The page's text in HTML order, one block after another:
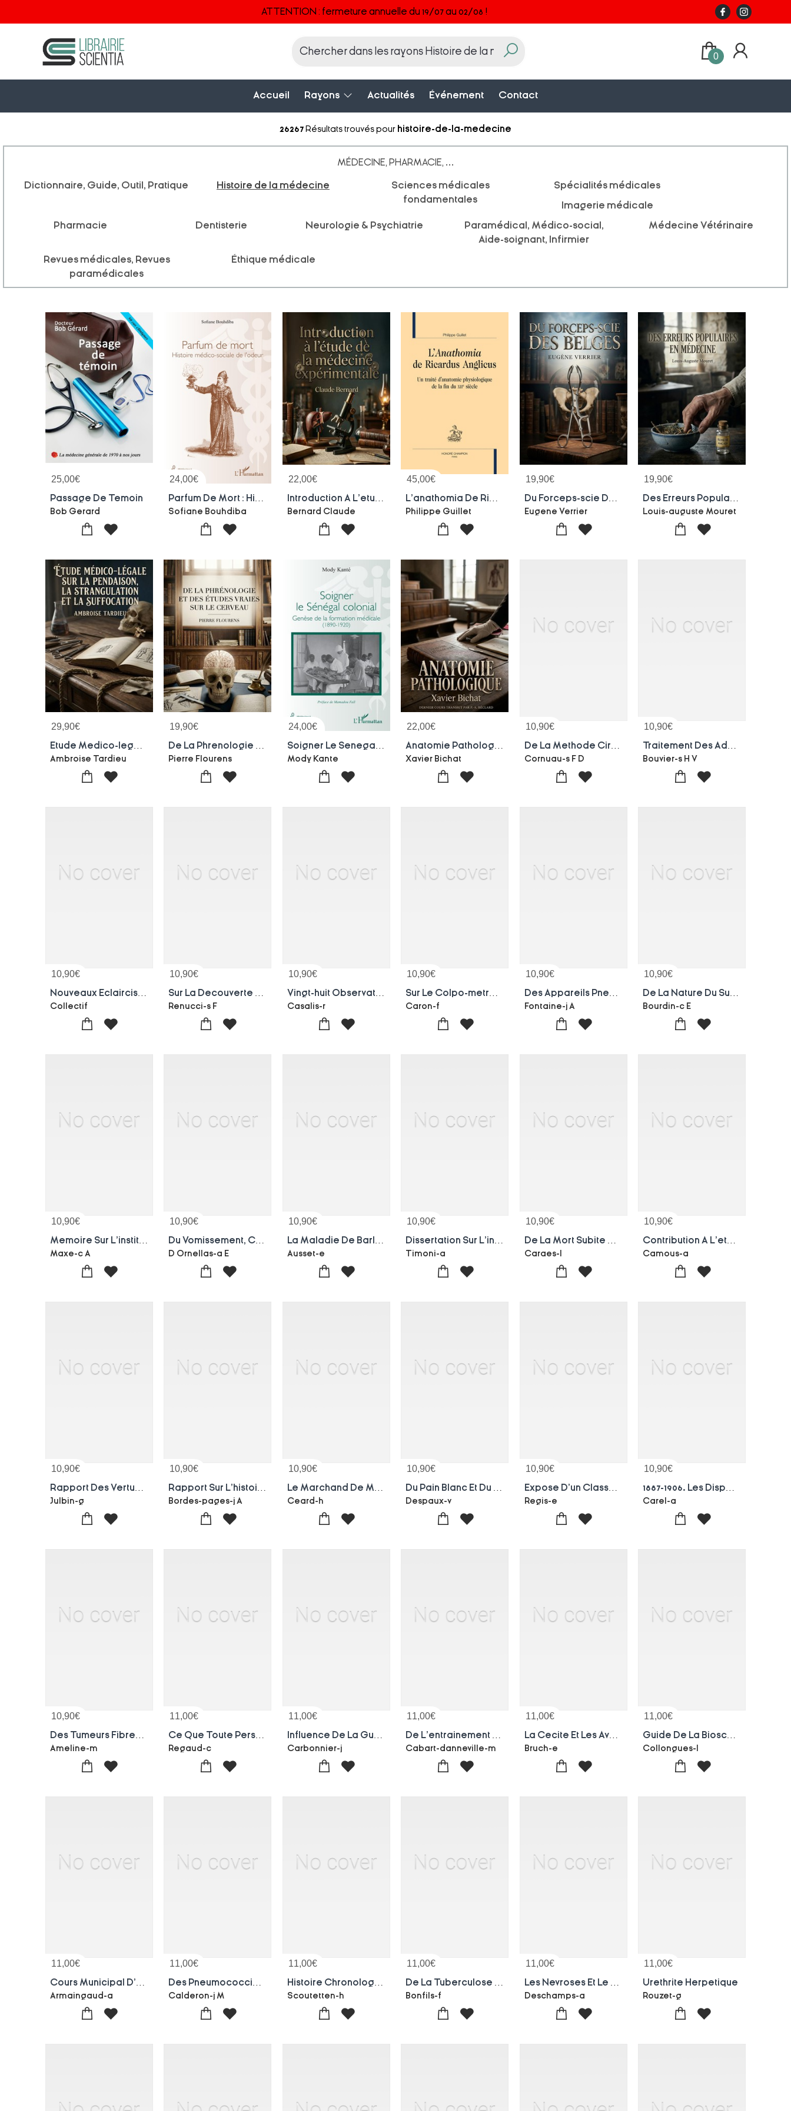
ATTENTION : fermeture annuelle du 19/07 au 02/08 !
0
Accueil Rayons Actualités Événement Contact
26267 Résultats trouvés pour histoire-de-la-medecine
MÉDECINE, PHARMACIE, ...
Dictionnaire, Guide, Outil, Pratique Histoire de la médecine
Sciences médicales
fondamentales
Spécialités médicales
Imagerie médicale
Pharmacie
Dentisterie Neurologie & Psychiatrie
Paramédical, Médico-social,
Aide-soignant, Infirmier
Médecine Vétérinaire
Revues médicales, Revues
paramédicales
Éthique médicale
25,00€
Passage De Temoin
Bob Gerard
24,00€
Sofiane Bouhdiba
22,00€
Bernard Claude
45,00€
Philippe Guillet
19,90€
Eugene Verrier
19,90€
Louis-auguste Mouret
29,90€
Ambroise Tardieu
19,90€
Pierre Flourens
24,00€
Mody Kante
22,00€
Xavier Bichat
10,90€
Cornuau-s F D
10,90€
Bouvier-s H V
10,90€
Nouveaux Eclaircissemens Sur L'inoculation De La Petite Verole
Collectif
10,90€
Renucci-s F
10,90€
Casalis-r
10,90€
Caron-f
10,90€
Fontaine-j A
10,90€
Bourdin-c E
10,90€
Maxe-c A
10,90€
D Ornellas-a E
10,90€
Ausset-e
10,90€
Timoni-a
10,90€
Caraes-l
10,90€
Camous-a
10,90€
Julbin-g
10,90€
Bordes-pages-j A
10,90€
Ceard-h
10,90€
Despaux-v
10,90€
Expose D'un Classement Methodique Des Maladies Mentales
Regis-e
10,90€
Carel-a
10,90€
Ameline-m
11,00€
Regaud-c
11,00€
Carbonnier-j
11,00€
Cabart-danneville-m
11,00€
La Cecite Et Les Aveugles En Algerie, Rapport Sur Les Resultats De L'enquete Effectuee
Bruch-e
11,00€
Collongues-l
11,00€
Armaingaud-a
11,00€
Calderon-j M
11,00€
Scoutetten-h
11,00€
Bonfils-f
11,00€
Deschamps-a
11,00€
Urethrite Herpetique
Rouzet-g